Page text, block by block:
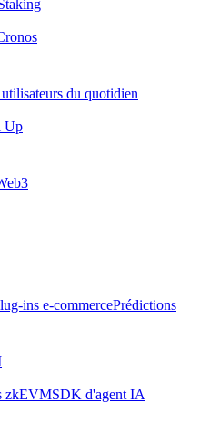
du quotidien
Up
ins e-commercePrédictions
zkEVMSDK d'agent IA